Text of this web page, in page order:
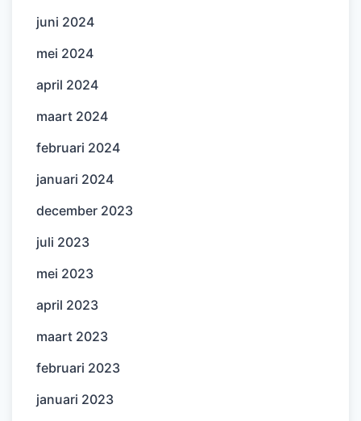
juni 2024
mei 2024
april 2024
maart 2024
februari 2024
januari 2024
december 2023
juli 2023
mei 2023
april 2023
maart 2023
februari 2023
januari 2023